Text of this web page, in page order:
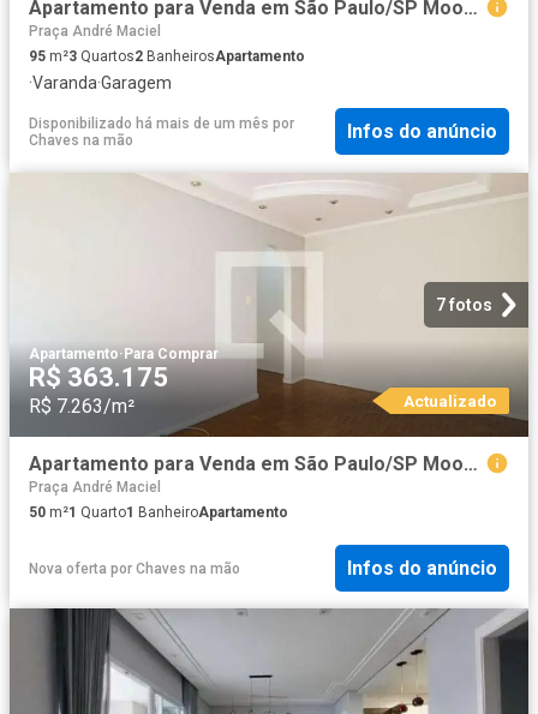
Apartamento para Venda em São Paulo/SP Mooca 3 Quartos
Praça André Maciel
95 m²3 Quartos2 BanheirosApartamento
·Varanda·Garagem
Disponibilizado há mais de um mês por
Chaves na mão
Infos do anúncio
7 fotos
Apartamento·Para Comprar
R$ 363.175
R$ 7.263/m² Actualizado
Apartamento para Venda em São Paulo/SP Mooca 1 Quartos
Praça André Maciel
50 m²1 Quarto1 BanheiroApartamento
Nova oferta por Chaves na mão Infos do anúncio